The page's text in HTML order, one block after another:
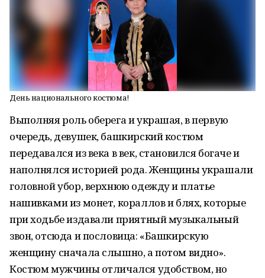
День национального костюма!
Выполняя роль оберега и украшая, в первую
очередь, девушек, башкирский костюм
передавался из века в век, становился богаче и
наполнялся историей рода. Женщины украшали
головной убор, верхнюю одежду и платье
нашивками из монет, кораллов и блях, которые
при ходьбе издавали приятный музыкальный
звон, отсюда и пословица: «Башкирскую
женщину сначала слышно, а потом видно».
Костюм мужчины отличался удобством, но